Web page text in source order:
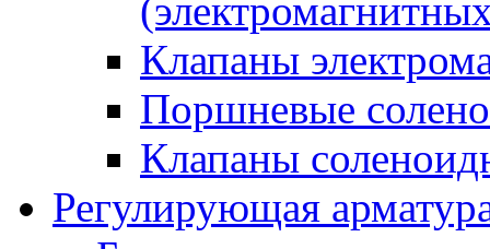
Клапаны
Поршневые
Клапаны
Регулирующая